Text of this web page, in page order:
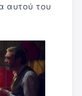
αυτού του